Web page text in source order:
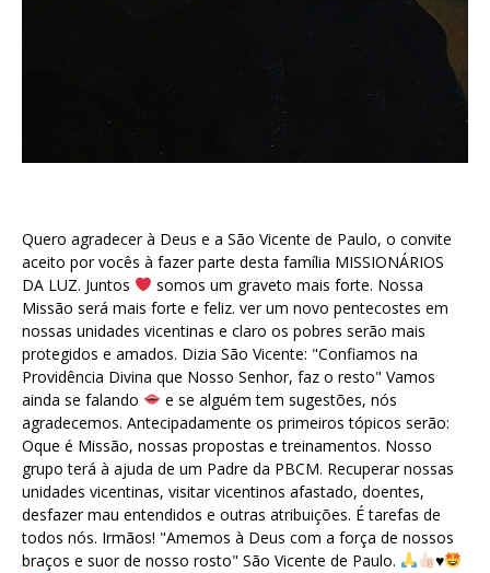
Quero agradecer à Deus e a São Vicente de Paulo, o convite
aceito por vocês à fazer parte desta família MISSIONÁRIOS
DA LUZ. Juntos
somos um graveto mais forte. Nossa
Missão será mais forte e feliz. ver um novo pentecostes em
nossas unidades vicentinas e claro os pobres serão mais
protegidos e amados. Dizia São Vicente: "Confiamos na
Providência Divina que Nosso Senhor, faz o resto" Vamos
ainda se falando
e se alguém tem sugestões, nós
agradecemos. Antecipadamente os primeiros tópicos serão:
Oque é Missão, nossas propostas e treinamentos. Nosso
grupo terá à ajuda de um Padre da PBCM. Recuperar nossas
unidades vicentinas, visitar vicentinos afastado, doentes,
desfazer mau entendidos e outras atribuições. É tarefas de
todos nós. Irmãos! "Amemos à Deus com a força de nossos
braços e suor de nosso rosto" São Vicente de Paulo.
♥️